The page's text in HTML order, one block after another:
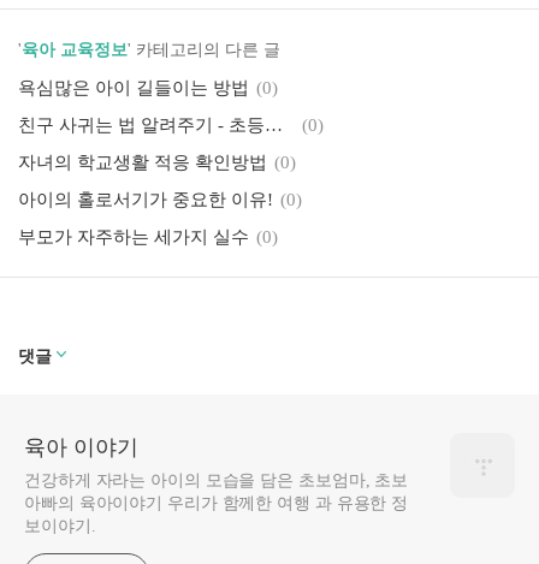
'육아 교육정보' 카테고리의 다른 글
욕심많은 아이 길들이는 방법 (0)
친구 사귀는 법 알려주기 - 초등학교 입학편
(0)
자녀의 학교생활 적응 확인방법 (0)
아이의 홀로서기가 중요한 이유! (0)
부모가 자주하는 세가지 실수 (0)
댓글
육아 이야기
건강하게 자라는 아이의 모습을 담은 초보엄마, 초보
아빠의 육아이야기 우리가 함께한 여행 과 유용한 정
보이야기.